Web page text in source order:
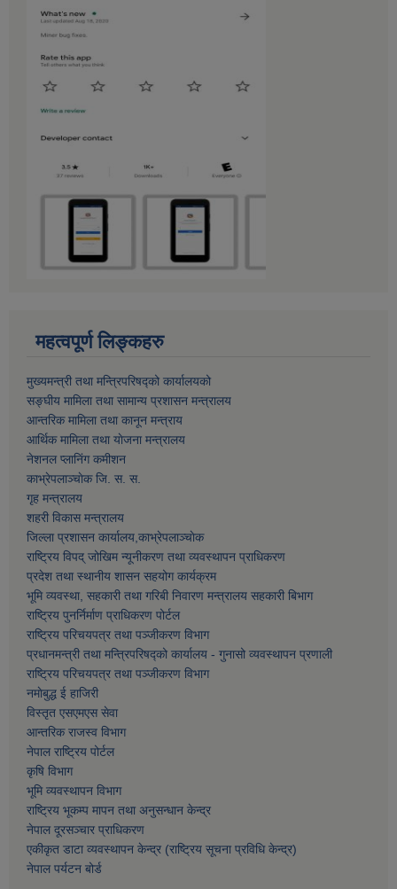
महत्वपूर्ण लिङ्कहरु
मुख्यमन्त्री तथा मन्त्रिपरिषद्को कार्यालयको
सङ्घीय मामिला तथा सामान्य प्रशासन मन्त्रालय
आन्तरिक मामिला तथा कानून मन्त्राय
आर्थिक मामिला तथा याेजना मन्त्रालय
नेशनल प्लानिंग कमीशन
काभ्रेपलाञ्चाेक जि. स. स.
गृह मन्त्रालय
शहरी विकास मन्त्रालय
जिल्ला प्रशासन कार्यालय,काभ्रेपलाञ्चाेक
राष्ट्रिय विपद् जोखिम न्यूनीकरण तथा व्यवस्थापन प्राधिकरण
प्रदेश तथा स्थानीय शासन सहयोग कार्यक्रम
भूमि व्यवस्था, सहकारी तथा गरिबी निवारण मन्त्रालय सहकारी बिभाग
राष्ट्रिय पुनर्निर्माण प्राधिकरण पोर्टल
राष्ट्रिय परिचयपत्र तथा पञ्जीकरण विभाग
प्रधानमन्त्री तथा मन्त्रिपरिषद्को कार्यालय - गुनासो व्यवस्थापन प्रणाली
राष्ट्रिय परिचयपत्र तथा पञ्जीकरण विभाग
नमाेबुद्ध ई हाजिरी
विस्तृत एसएमएस सेवा
आन्तरिक राजस्व विभाग
नेपाल राष्ट्रिय पोर्टल
कृषि विभाग
भूमि व्यवस्थापन विभाग
राष्ट्रिय भूकम्प मापन तथा अनुसन्धान केन्द्र
नेपाल दूरसञ्चार प्राधिकरण
एकीकृत डाटा व्यवस्थापन केन्द्र (राष्ट्रिय सूचना प्रविधि केन्द्र)
नेपाल पर्यटन बोर्ड